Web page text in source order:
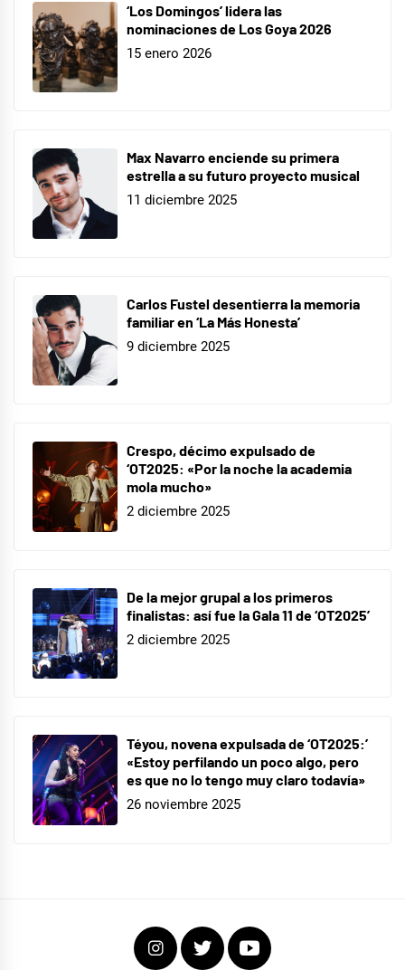
‘Los Domingos’ lidera las
nominaciones de Los Goya 2026
15 enero 2026
Max Navarro enciende su primera
estrella a su futuro proyecto musical
11 diciembre 2025
Carlos Fustel desentierra la memoria
familiar en ‘La Más Honesta’
9 diciembre 2025
Crespo, décimo expulsado de
‘OT2025: «Por la noche la academia
mola mucho»
2 diciembre 2025
De la mejor grupal a los primeros
finalistas: así fue la Gala 11 de ‘OT2025’
2 diciembre 2025
Téyou, novena expulsada de ‘OT2025:’
«Estoy perfilando un poco algo, pero
es que no lo tengo muy claro todavía»
26 noviembre 2025
InstagramTwitterYoutube